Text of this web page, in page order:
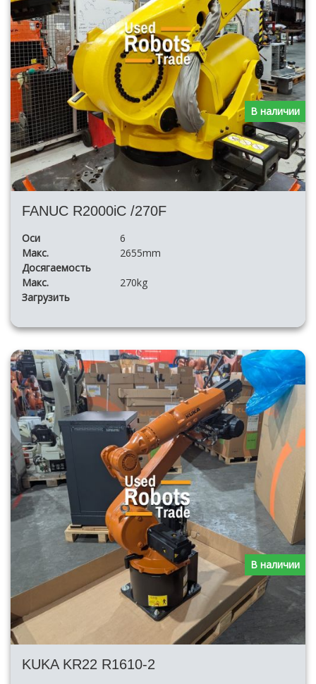
FANUC R2000iC /270F
Оси
6
Макс.
Досягаемость
2655mm
Макс.
Загрузить
270kg
В наличии
KUKA KR22 R1610-2
В наличии